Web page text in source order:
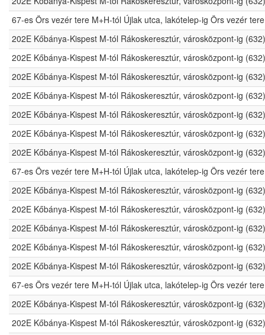
67-es Örs vezér tere M+H-tól Újlak utca, lakótelep-ig Örs vezér
202E Kőbánya-Kispest M-tól Rákoskeresztúr, városközpont-ig (632)
202E Kőbánya-Kispest M-tól Rákoskeresztúr, városközpont-ig (632)
202E Kőbánya-Kispest M-tól Rákoskeresztúr, városközpont-ig (632)
202E Kőbánya-Kispest M-tól Rákoskeresztúr, városközpont-ig (632)
202E Kőbánya-Kispest M-tól Rákoskeresztúr, városközpont-ig (632)
202E Kőbánya-Kispest M-tól Rákoskeresztúr, városközpont-ig (632)
202E Kőbánya-Kispest M-tól Rákoskeresztúr, városközpont-ig (632)
67-es Örs vezér tere M+H-tól Újlak utca, lakótelep-ig Örs vezér
202E Kőbánya-Kispest M-tól Rákoskeresztúr, városközpont-ig (632)
202E Kőbánya-Kispest M-tól Rákoskeresztúr, városközpont-ig (632)
202E Kőbánya-Kispest M-tól Rákoskeresztúr, városközpont-ig (632)
202E Kőbánya-Kispest M-tól Rákoskeresztúr, városközpont-ig (632)
202E Kőbánya-Kispest M-tól Rákoskeresztúr, városközpont-ig (632)
67-es Örs vezér tere M+H-tól Újlak utca, lakótelep-ig Örs vezér
202E Kőbánya-Kispest M-tól Rákoskeresztúr, városközpont-ig (632)
202E Kőbánya-Kispest M-tól Rákoskeresztúr, városközpont-ig (632)